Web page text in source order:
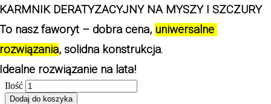
DERATYZACYJNY NA MYSZY I SZCZURY
nasz faworyt – dobra cena, uniwersalne
, solidna konstrukcja.
rozwiązanie na lata!
Ilość
Dodaj do koszyka